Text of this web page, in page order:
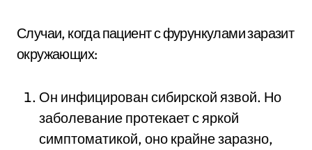
Случаи, когда пациент с фурункулами заразит
окружающих:
Он инфицирован сибирской язвой. Но
заболевание протекает с яркой
симптоматикой, оно крайне заразно,